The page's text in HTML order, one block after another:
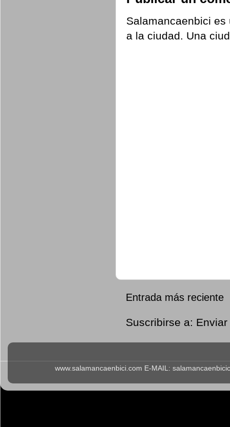
Salamancaenbici
a la ciudad. Una
Entrada más reciente
Suscribirse a:
www.salamancaenbici.com E-MAIL: